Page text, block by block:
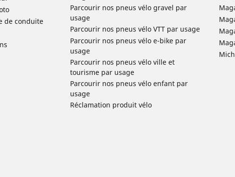
de conduite
Parcourir nos pneus vélo gravel par
usage
Parcourir nos pneus vélo VTT par usage
Parcourir nos pneus vélo e-bike par
usage
Parcourir nos pneus vélo ville et
tourisme par usage
Parcourir nos pneus vélo enfant par
usage
Réclamation produit vélo